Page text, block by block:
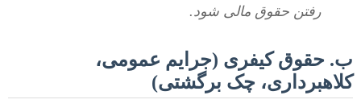
رفتن حقوق مالی شود.
ب. حقوق کیفری (جرایم عمومی،
کلاهبرداری، چک برگشتی)